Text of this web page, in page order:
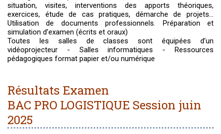
situation, visites, interventions des apports théoriques,
exercices, étude de cas pratiques, démarche de projets…
Utilisation de documents professionnels. Préparation et
simulation d’examen (écrits et oraux)
Toutes les salles de classes sont équipées d’un
vidéoprojecteur - Salles informatiques - Ressources
pédagogiques format papier et/ou numérique
Résultats Examen
BAC PRO LOGISTIQUE Session juin
2025